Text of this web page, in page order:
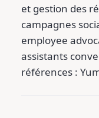
et gestion des
campagnes
employee
assistants
références :